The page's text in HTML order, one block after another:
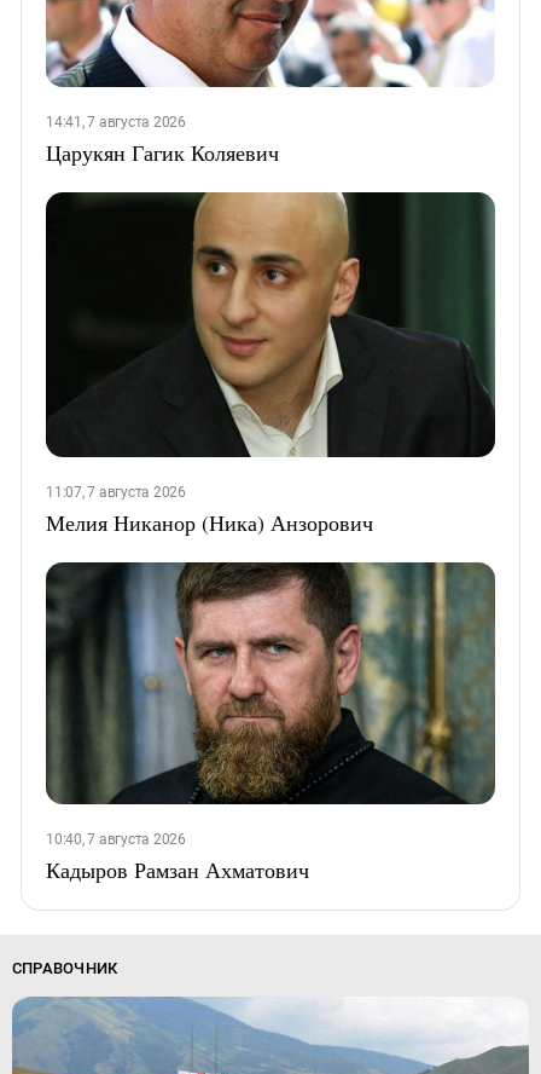
14:41, 7 августа 2026
Царукян Гагик Коляевич
11:07, 7 августа 2026
Мелия Никанор (Ника) Анзорович
10:40, 7 августа 2026
Кадыров Рамзан Ахматович
СПРАВОЧНИК